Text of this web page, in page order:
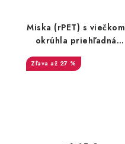
Miska (rPET) s viečkom
okrúhla priehľadná
500ml 50 ks
až 27 %